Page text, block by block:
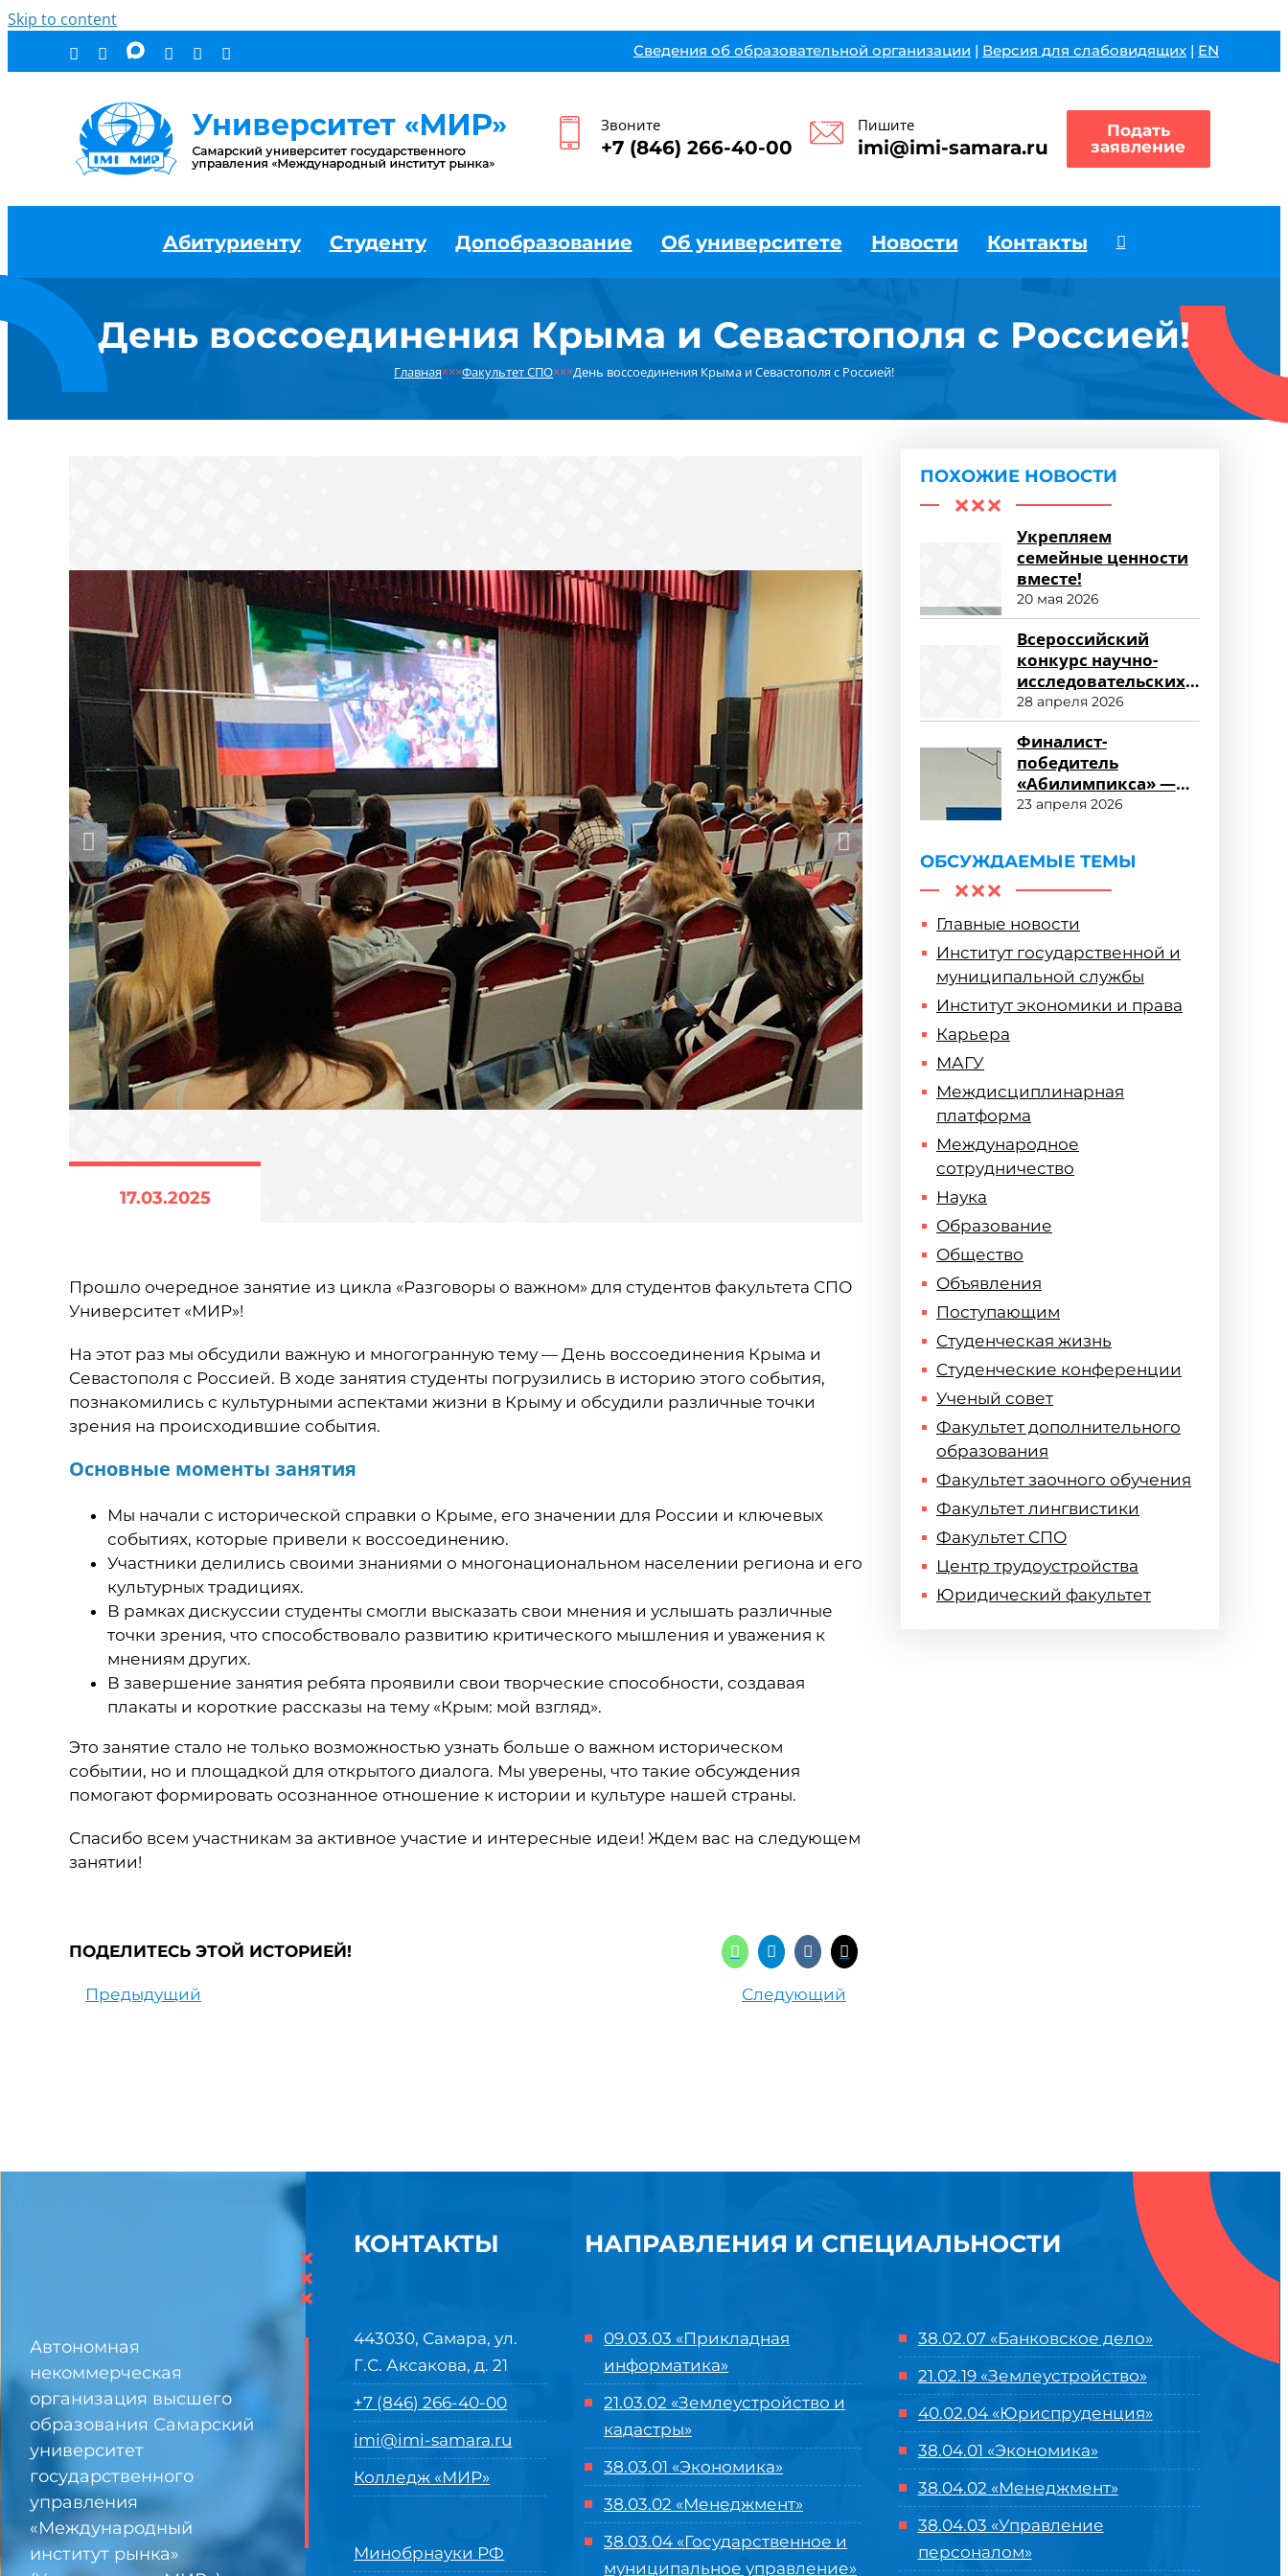
Skip to content
Сведения об образовательной организации | Версия для слабовидящих | EN
Звоните
+7 (846) 266-40-00
Пишите
imi@imi-samara.ru
Подать
заявление
Абитуриенту Студенту Допобразование Об университете Новости Контакты
День воссоединения Крыма и Севастополя с Россией!
Главная×××Факультет СПО×××День воссоединения Крыма и Севастополя с Россией!
17.03.2025
Прошло очередное занятие из цикла «Разговоры о важном» для студентов факультета СПО
Университет «МИР»!
На этот раз мы обсудили важную и многогранную тему — День воссоединения Крыма и
Севастополя с Россией. В ходе занятия студенты погрузились в историю этого события,
познакомились с культурными аспектами жизни в Крыму и обсудили различные точки
зрения на происходившие события.
Основные моменты занятия
Мы начали с исторической справки о Крыме, его значении для России и ключевых
событиях, которые привели к воссоединению.
Участники делились своими знаниями о многонациональном населении региона и его
культурных традициях.
В рамках дискуссии студенты смогли высказать свои мнения и услышать различные
точки зрения, что способствовало развитию критического мышления и уважения к
мнениям других.
В завершение занятия ребята проявили свои творческие способности, создавая
плакаты и короткие рассказы на тему «Крым: мой взгляд».
Это занятие стало не только возможностью узнать больше о важном историческом
событии, но и площадкой для открытого диалога. Мы уверены, что такие обсуждения
помогают формировать осознанное отношение к истории и культуре нашей страны.
Спасибо всем участникам за активное участие и интересные идеи! Ждем вас на следующем
занятии!
ПОДЕЛИТЕСЬ ЭТОЙ ИСТОРИЕЙ!
Предыдущий Следующий
ПОХОЖИЕ НОВОСТИ
Укрепляем
семейные ценности
вместе!
20 мая 2026
Всероссийский
конкурс научно-
исследовательских
работ «Научный
потенциал СПО»
28 апреля 2026
Финалист-
победитель
«Абилимпикса» —
студент ФСПО
23 апреля 2026
ОБСУЖДАЕМЫЕ ТЕМЫ
Главные новости
Институт государственной и
муниципальной службы
Институт экономики и права
Карьера
МАГУ
Междисциплинарная
платформа
Международное
сотрудничество
Наука
Образование
Общество
Объявления
Поступающим
Студенческая жизнь
Студенческие конференции
Ученый совет
Факультет дополнительного
образования
Факультет заочного обучения
Факультет лингвистики
Факультет СПО
Центр трудоустройства
Юридический факультет
Автономная
некоммерческая
организация высшего
образования Самарский
университет
государственного
управления
«Международный
институт рынка»
×
×
×
КОНТАКТЫ
443030, Самара, ул.
Г.С. Аксакова, д. 21
+7 (846) 266-40-00
imi@imi-samara.ru
Колледж «МИР»
Минобрнауки РФ
НАПРАВЛЕНИЯ И СПЕЦИАЛЬНОСТИ
09.03.03 «Прикладная
информатика»
21.03.02 «Землеустройство и
кадастры»
38.03.01 «Экономика»
38.03.02 «Менеджмент»
38.03.04 «Государственное и
муниципальное управление»
38.02.07 «Банковское дело»
21.02.19 «Землеустройство»
40.02.04 «Юриспруденция»
38.04.01 «Экономика»
38.04.02 «Менеджмент»
38.04.03 «Управление
персоналом»